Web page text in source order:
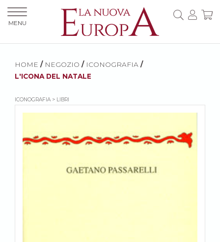
HOME / NEGOZIO / ICONOGRAFIA /
L'ICONA DEL NATALE
ICONOGRAFIA > LIBRI
MENU